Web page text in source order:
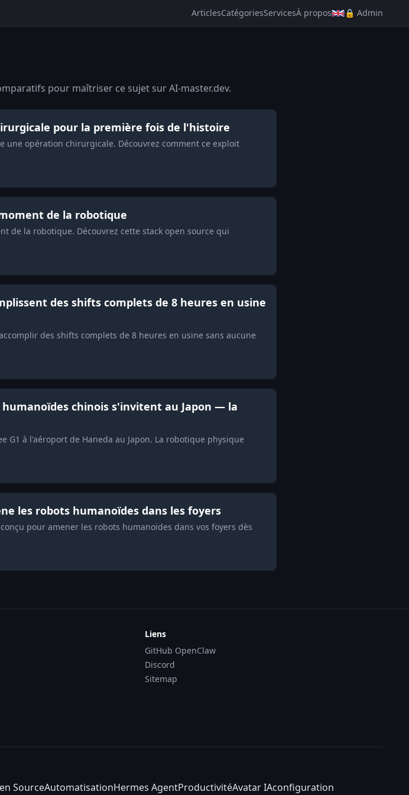
ArticlesCatégoriesServicesÀ propos 🔒 Admin
pour maîtriser ce sujet sur AI-master.dev.
pour la première fois de l'histoire
opération chirurgicale. Découvrez comment ce exploit
moment de la robotique
de la robotique. Découvrez cette stack open source qui
des shifts complets de 8 heures en usine
des shifts complets de 8 heures en usine sans aucune
chinois s'invitent au Japon — la
à l'aéroport de Haneda au Japon. La robotique physique
les robots humanoïdes dans les foyers
pour amener les robots humanoïdes dans vos foyers dès
Liens
GitHub OpenClaw
Discord
Sitemap
SourceAutomatisationHermes AgentProductivitéAvatar IAconfiguration